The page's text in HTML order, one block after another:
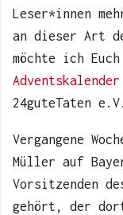
Leser*innen
an dieser Art
möchte ich
Adventskalender
24guteTaten
Vergangene
Müller auf
Vorsitzenden
gehört, der